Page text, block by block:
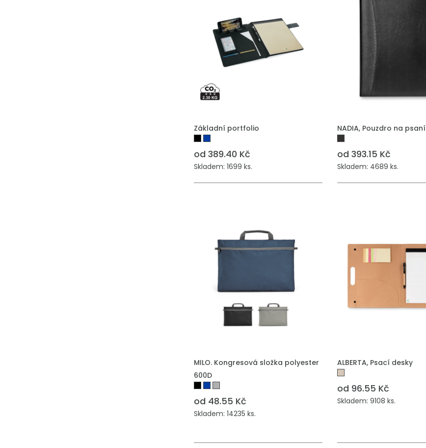
Základní portfolio
od 389.40 Kč
Skladem: 1699 ks.
NADIA, Pouzdro na psaní
od 393.15 Kč
Skladem: 4689 ks.
MILO. Kongresová složka polyester
600D
od 48.55 Kč
Skladem: 14235 ks.
ALBERTA, Psací desky
od 96.55 Kč
Skladem: 9108 ks.